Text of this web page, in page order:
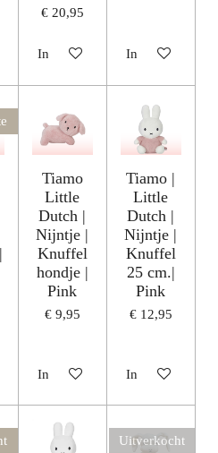
€ 20,95
In winkelwagenIn winkelwagen
Tiamo
Little
Dutch |
Nijntje |
Knuffel
hondje |
Pink
€ 9,95
In winkelwagen
Tiamo |
Little
Dutch |
Nijntje |
Knuffel
25 cm.|
Pink
€ 12,95
In winkelwagen
Uitverkocht